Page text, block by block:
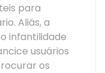
para
Aliás, a
infantilidade
usuários
os